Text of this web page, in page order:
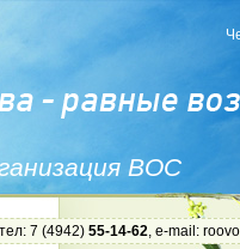
ВОС
7 (4942) 55-14-62, e-mail: